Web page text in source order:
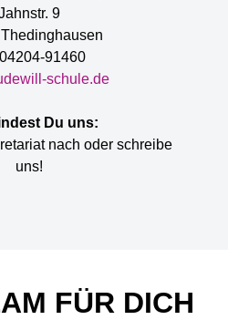
9
91460
schule.de
Du uns:
nach oder schreibe
uns!
FÜR DICH